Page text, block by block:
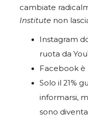
cambiate
Institute non
Instagram
ruota da
Facebook è
Solo il 21%
informarsi,
sono